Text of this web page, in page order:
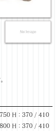
750 H：370 / 410
800 H：370 / 410